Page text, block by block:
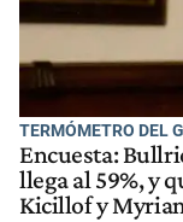
TERMÓMETRO DEL
Encuesta:
llega al 59%, y
Kicillof y